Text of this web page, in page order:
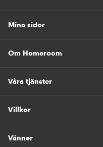
Mina sidor
Om Homeroom
Våra tjänster
Villkor
Vänner